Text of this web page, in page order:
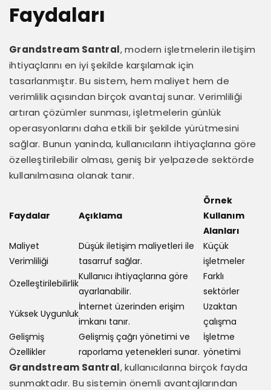
Faydaları
Grandstream Santral, modern işletmelerin iletişim
ihtiyaçlarını en iyi şekilde karşılamak için
tasarlanmıştır. Bu sistem, hem maliyet hem de
verimlilik açısından birçok avantaj sunar. Verimliliği
artıran çözümler sunması, işletmelerin günlük
operasyonlarını daha etkili bir şekilde yürütmesini
sağlar. Bunun yaninda, kullanıcıların ihtiyaçlarına göre
özelleştirilebilir olması, geniş bir yelpazede sektörde
kullanılmasına olanak tanır.
Faydalar Açıklama
Örnek
Kullanım
Alanları
Maliyet
Verimliliği
Düşük iletişim maliyetleri ile
tasarruf sağlar.
Küçük
işletmeler
Özelleştirilebilirlik
Kullanıcı ihtiyaçlarına göre
ayarlanabilir.
Farklı
sektörler
Yüksek Uygunluk
İnternet üzerinden erişim
imkanı tanır.
Uzaktan
çalışma
Gelişmiş
Özellikler
Gelişmiş çağrı yönetimi ve
raporlama yetenekleri sunar.
İşletme
yönetimi
Grandstream Santral, kullanıcılarına birçok fayda
sunmaktadır. Bu sistemin önemli avantajlarından